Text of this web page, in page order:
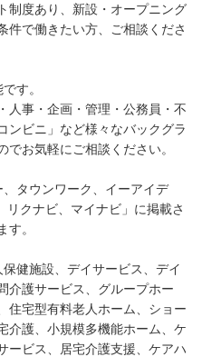
制度あり、新設・オープニング
件で働きたい方、ご相談くださ
す。
人事・企画・管理・公務員・不
ンビニ」など様々なバックグラ
お気軽にご相談ください。
タウンワーク、イーアイデ
リクナビ、マイナビ」に掲載さ
す。
健施設、デイサービス、デイ
介護サービス、グループホー
住宅型有料老人ホーム、ショー
介護、小規模多機能ホーム、ケ
ービス、居宅介護支援、ケアハ